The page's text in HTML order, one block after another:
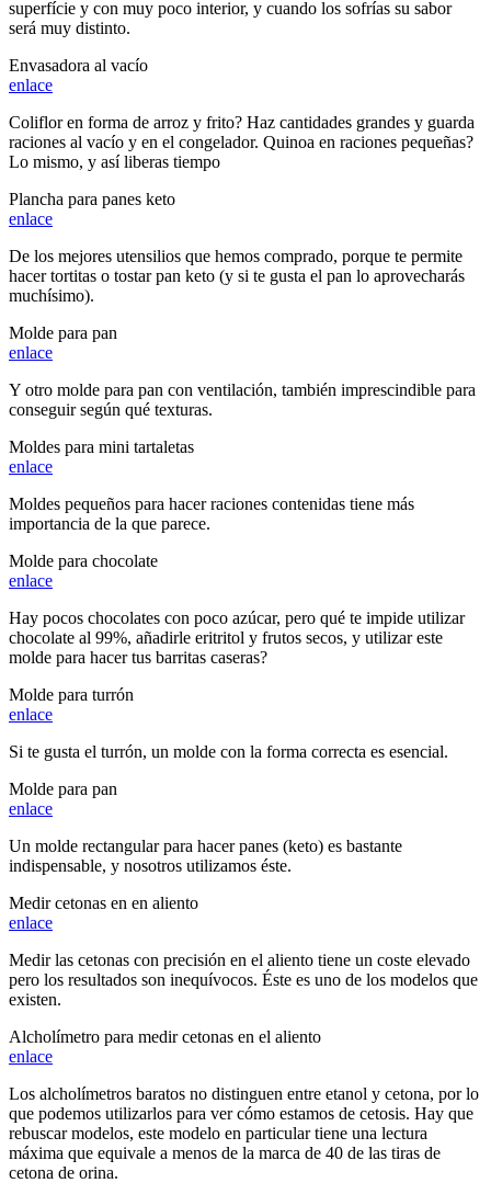
superfície y con muy poco interior, y cuando los sofrías su sabor
será muy distinto.
Envasadora al vacío
enlace
Coliflor en forma de arroz y frito? Haz cantidades grandes y guarda
raciones al vacío y en el congelador. Quinoa en raciones pequeñas?
Lo mismo, y así liberas tiempo
Plancha para panes keto
enlace
De los mejores utensilios que hemos comprado, porque te permite
hacer tortitas o tostar pan keto (y si te gusta el pan lo aprovecharás
muchísimo).
Molde para pan
enlace
Y otro molde para pan con ventilación, también imprescindible para
conseguir según qué texturas.
Moldes para mini tartaletas
enlace
Moldes pequeños para hacer raciones contenidas tiene más
importancia de la que parece.
Molde para chocolate
enlace
Hay pocos chocolates con poco azúcar, pero qué te impide utilizar
chocolate al 99%, añadirle eritritol y frutos secos, y utilizar este
molde para hacer tus barritas caseras?
Molde para turrón
enlace
Si te gusta el turrón, un molde con la forma correcta es esencial.
Molde para pan
enlace
Un molde rectangular para hacer panes (keto) es bastante
indispensable, y nosotros utilizamos éste.
Medir cetonas en en aliento
enlace
Medir las cetonas con precisión en el aliento tiene un coste elevado
pero los resultados son inequívocos. Éste es uno de los modelos que
existen.
Alcholímetro para medir cetonas en el aliento
enlace
Los alcholímetros baratos no distinguen entre etanol y cetona, por lo
que podemos utilizarlos para ver cómo estamos de cetosis. Hay que
rebuscar modelos, este modelo en particular tiene una lectura
máxima que equivale a menos de la marca de 40 de las tiras de
cetona de orina.